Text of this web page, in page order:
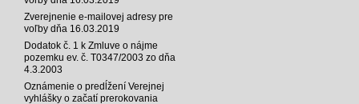
Zverejnenie e-mailovej adresy pre
voľby dňa 16.03.2019
Dodatok č. 1 k Zmluve o nájme
pozemku ev. č. T0347/2003 zo dňa
4.3.2003
Oznámenie o predĺžení Verejnej
vyhlášky o začatí prerokovania